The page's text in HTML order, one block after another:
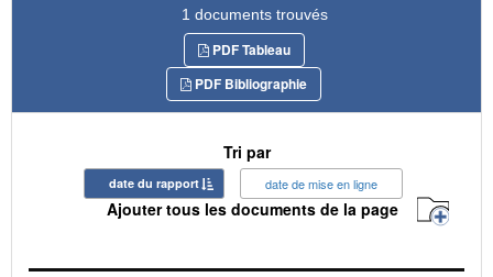
1 documents trouvés
PDF Tableau
PDF Bibliographie
Tri par
date du rapport date de mise en ligne
Ajouter tous les documents de la page